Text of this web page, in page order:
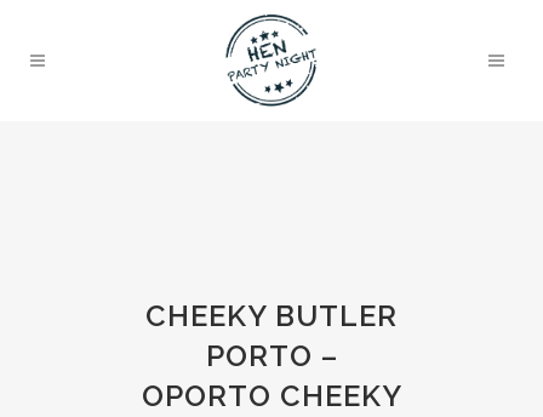
CHEEKY BUTLER
PORTO –
OPORTO CHEEKY